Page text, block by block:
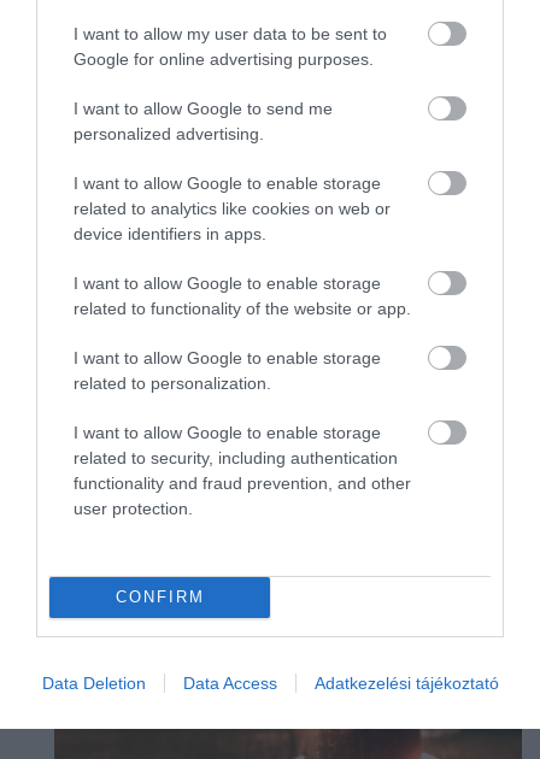
I want to allow my user data to be sent to
Google for online advertising purposes.
I want to allow Google to send me
personalized advertising.
I want to allow Google to enable storage
related to analytics like cookies on web or
device identifiers in apps.
I want to allow Google to enable storage
related to functionality of the website or app.
I want to allow Google to enable storage
related to personalization.
I want to allow Google to enable storage
related to security, including authentication
functionality and fraud prevention, and other
user protection.
CONFIRM
Data Deletion Data Access Adatkezelési tájékoztató
#banán #fagyasztottbanán
#káposzta
#mochi
#rizs #savanyúság
alapanyag
állatieredetűétel
alufólia
amerika
boldogság
bor borászat borsó
brokkoli
budapest
burrata c-vitamin chailatte
címkék
citrom citrusfélék
császármorzsa
csepegtetés csirke
csirkeszárny
csokoládé
cukor cukorbetegseg
LEGNÉPSZERŰBB